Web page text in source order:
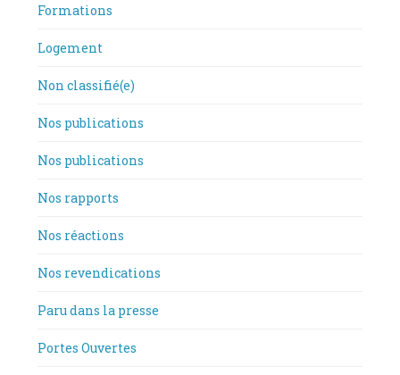
Formations
Logement
Non classifié(e)
Nos publications
Nos publications
Nos rapports
Nos réactions
Nos revendications
Paru dans la presse
Portes Ouvertes